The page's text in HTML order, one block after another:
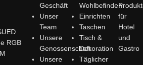
Geschäft
Unser
Team
Unsere
Genossenschaft
Unsere
Wohlbefinden
Einrichten
Taschen
Tisch &
Dekoration
Täglicher
für
Hotel
und
Gastro